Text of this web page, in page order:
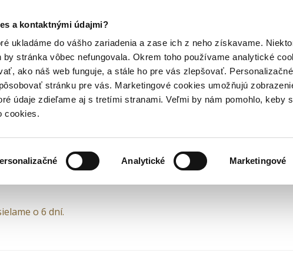
a kontaktnými údajmi?
ukladáme do vášho zariadenia a zase ich z neho získavame.
by stránka vôbec nefungovala. Okrem toho používame analytické
ako náš web funguje, a stále ho pre vás zlepšovať. Personalizačné
stránku pre vás. Marketingové cookies umožňujú
údaje zdieľame aj s tretími stranami. Veľmi by nám pomohlo, keby
cookies.
Analytické Marketingové
Doplnky
Detektívky a krimi knihy
1988 nastal v kariére Richarda Krauza významný
o 6 dní.